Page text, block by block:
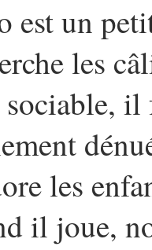
est un
les
sociable, il
les
il joue,